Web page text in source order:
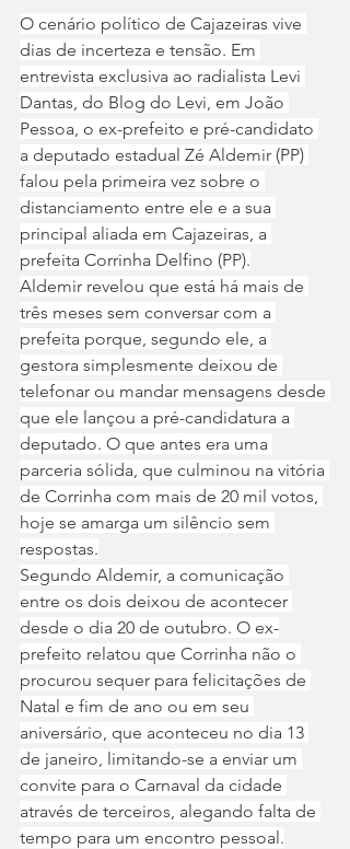
O cenário político de Cajazeiras vive
dias de incerteza e tensão. Em
entrevista exclusiva ao radialista Levi
Dantas, do Blog do Levi, em João
Pessoa, o ex-prefeito e pré-candidato
a deputado estadual Zé Aldemir (PP)
falou pela primeira vez sobre o
distanciamento entre ele e a sua
principal aliada em Cajazeiras, a
prefeita Corrinha Delfino (PP).
Aldemir revelou que está há mais de
três meses sem conversar com a
prefeita porque, segundo ele, a
gestora simplesmente deixou de
telefonar ou mandar mensagens desde
que ele lançou a pré-candidatura a
deputado. O que antes era uma
parceria sólida, que culminou na vitória
de Corrinha com mais de 20 mil votos,
hoje se amarga um silêncio sem
respostas.
Segundo Aldemir, a comunicação
entre os dois deixou de acontecer
desde o dia 20 de outubro. O ex-
prefeito relatou que Corrinha não o
procurou sequer para felicitações de
Natal e fim de ano ou em seu
aniversário, que aconteceu no dia 13
de janeiro, limitando-se a enviar um
convite para o Carnaval da cidade
através de terceiros, alegando falta de
tempo para um encontro pessoal.